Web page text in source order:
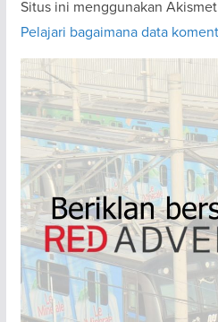
Situs ini menggunakan
Pelajari bagaimana data